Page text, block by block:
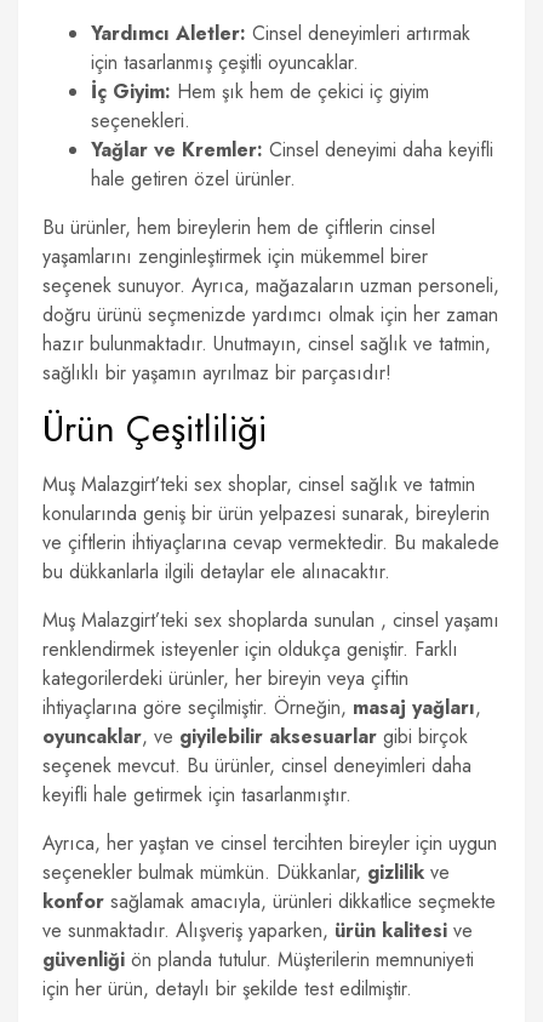
Yardımcı Aletler: Cinsel deneyimleri artırmak
için tasarlanmış çeşitli oyuncaklar.
İç Giyim: Hem şık hem de çekici iç giyim
seçenekleri.
Yağlar ve Kremler: Cinsel deneyimi daha keyifli
hale getiren özel ürünler.
Bu ürünler, hem bireylerin hem de çiftlerin cinsel
yaşamlarını zenginleştirmek için mükemmel birer
seçenek sunuyor. Ayrıca, mağazaların uzman personeli,
doğru ürünü seçmenizde yardımcı olmak için her zaman
hazır bulunmaktadır. Unutmayın, cinsel sağlık ve tatmin,
sağlıklı bir yaşamın ayrılmaz bir parçasıdır!
Ürün Çeşitliliği
Muş Malazgirt’teki sex shoplar, cinsel sağlık ve tatmin
konularında geniş bir ürün yelpazesi sunarak, bireylerin
ve çiftlerin ihtiyaçlarına cevap vermektedir. Bu makalede
bu dükkanlarla ilgili detaylar ele alınacaktır.
Muş Malazgirt’teki sex shoplarda sunulan , cinsel yaşamı
renklendirmek isteyenler için oldukça geniştir. Farklı
kategorilerdeki ürünler, her bireyin veya çiftin
ihtiyaçlarına göre seçilmiştir. Örneğin, masaj yağları,
oyuncaklar, ve giyilebilir aksesuarlar gibi birçok
seçenek mevcut. Bu ürünler, cinsel deneyimleri daha
keyifli hale getirmek için tasarlanmıştır.
Ayrıca, her yaştan ve cinsel tercihten bireyler için uygun
seçenekler bulmak mümkün. Dükkanlar, gizlilik ve
konfor sağlamak amacıyla, ürünleri dikkatlice seçmekte
ve sunmaktadır. Alışveriş yaparken, ürün kalitesi ve
güvenliği ön planda tutulur. Müşterilerin memnuniyeti
için her ürün, detaylı bir şekilde test edilmiştir.